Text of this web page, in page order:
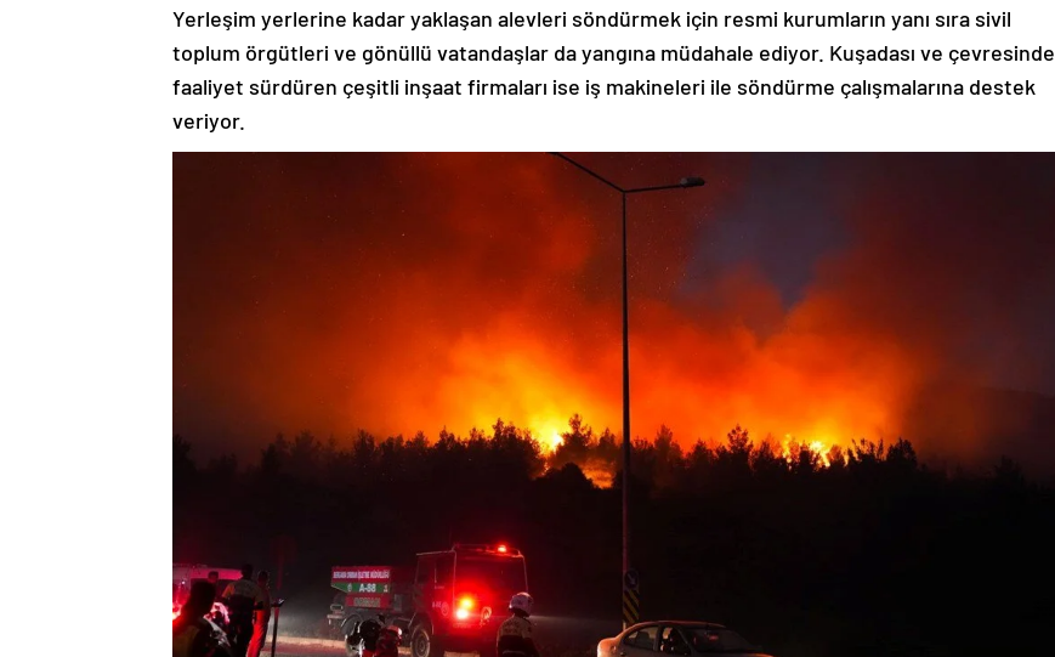
Yerleşim yerlerine kadar yaklaşan alevleri söndürmek için resmi kurumların yanı sıra sivil
toplum örgütleri ve gönüllü vatandaşlar da yangına müdahale ediyor. Kuşadası ve çevresinde
faaliyet sürdüren çeşitli inşaat firmaları ise iş makineleri ile söndürme çalışmalarına destek
veriyor.